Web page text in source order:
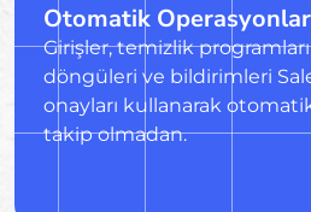
Otomatik Operasyonlar
Girişler, temizlik
döngüleri ve bildirimleri
onayları kullanarak
takip olmadan.